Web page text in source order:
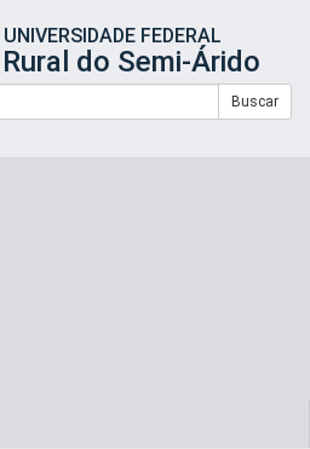
UNIVERSIDADE FEDERAL
Rural do Semi-Árido
Buscar